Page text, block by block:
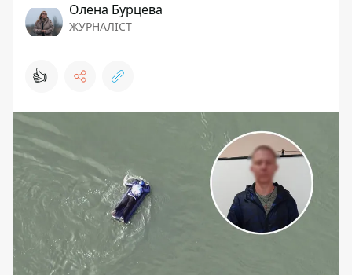
Олена Бурцева
ЖУРНАЛІСТ
👍